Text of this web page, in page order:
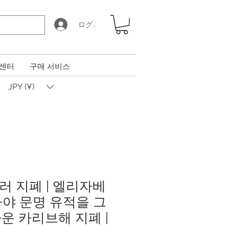
ログイン
터 구매 서비스
JPY (¥)
지폐 | 엘리자베
문명 유적을 그
카리브해 지폐 |